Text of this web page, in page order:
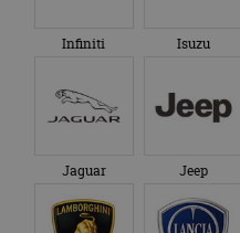
Infiniti Isuzu
Jaguar Jeep